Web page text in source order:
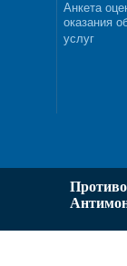
Анкета
оказания
услуг